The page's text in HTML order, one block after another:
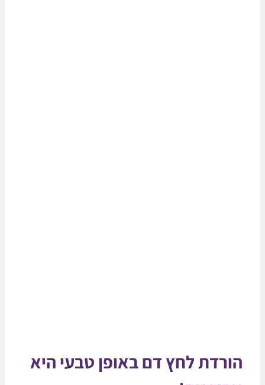
לחץ דם באופן טבעי היא